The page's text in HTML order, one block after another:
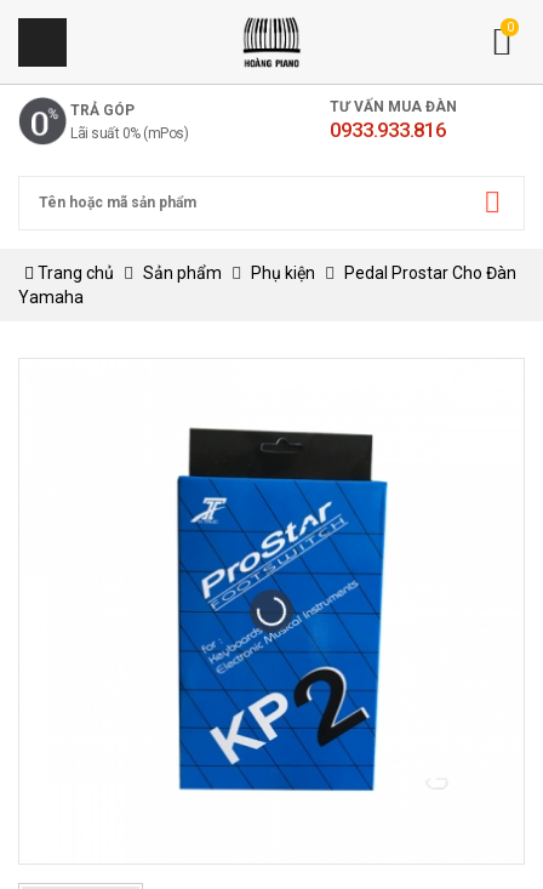
0
TRẢ GÓP
Lãi suất 0% (mPos)
TƯ VẤN MUA ĐÀN
0933.933.816
Trang chủ Sản phẩm Phụ kiện
Pedal Prostar Cho Đàn
Yamaha